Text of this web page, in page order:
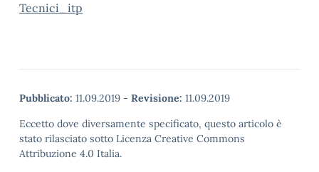
Tecnici_itp
Pubblicato: 11.09.2019 - Revisione: 11.09.2019
Eccetto dove diversamente specificato, questo articolo è
stato rilasciato sotto Licenza Creative Commons
Attribuzione 4.0 Italia.